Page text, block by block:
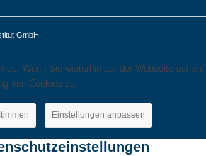
GmbH
Wenn Sie weiterhin auf der Webseite surfen,
von Cookies zu.
Einstellungen anpassen